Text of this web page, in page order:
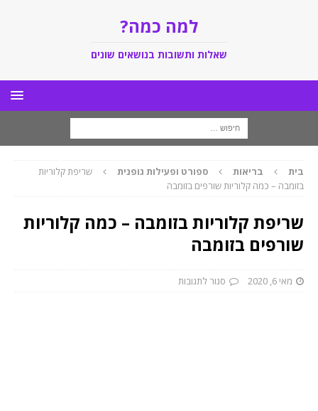
למה כמה?
שאלות ותשובות בנושאים שונים
בית בריאות ספורט ופעילות גופנית
שריפת קלוריות
בזומבה – כמה קלוריות שורפים בזומבה
שריפת קלוריות בזומבה – כמה קלוריות
שורפים בזומבה
מאי 6, 2020 סגור לתגובות